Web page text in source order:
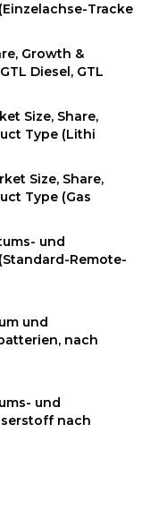
Tracke
Growth &
Diesel, GTL
Size, Share,
Type (Lithi
Size, Share,
Type (Gas
und
Remote-
und
nach
und
nach